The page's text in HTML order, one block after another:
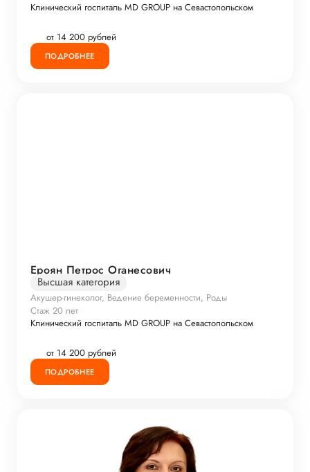
Клинический госпиталь MD GROUP на Севастопольском
от 14 200 рублей
ПОДРОБНЕЕ
Ероян Петрос Оганесович
Высшая категория
Акушер-гинеколог, Ведение беременности, Роды
Стаж 20 лет
Клинический госпиталь MD GROUP на Севастопольском
от 14 200 рублей
ПОДРОБНЕЕ